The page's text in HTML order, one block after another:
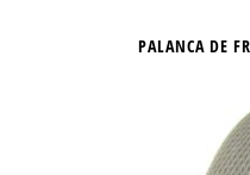
PALANCA DE